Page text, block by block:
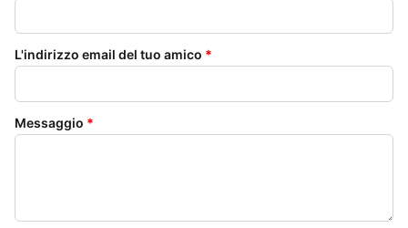
L'indirizzo email del tuo amico *
Messaggio *